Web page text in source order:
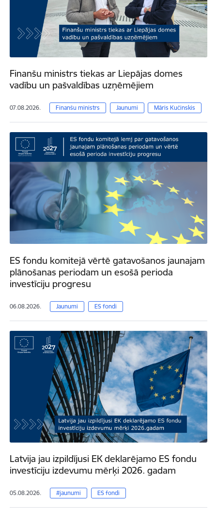
Finanšu ministrs tiekas ar Liepājas domes
vadību un pašvaldības uzņēmējiem
07.08.2026. Finanšu ministrs Jaunumi Māris Kučinskis
ES fondu komitejā vērtē gatavošanos jaunajam
plānošanas periodam un esošā perioda
investīciju progresu
06.08.2026. Jaunumi ES fondi
Latvija jau izpildījusi EK deklarējamo ES fondu
investīciju izdevumu mērķi 2026. gadam
05.08.2026. #jaunumi ES fondi